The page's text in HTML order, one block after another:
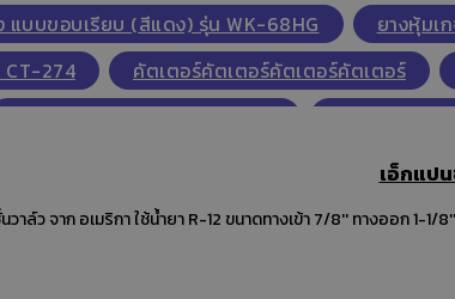
แบบขอบเรียบ (สีแดง) รุ่น WK-68HG
ยางหุ้มเ
274 คัตเตอร์คัตเตอร์คัตเตอร์คัตเตอร์
ใบคัตเตอร์ตัดท่อ รุ่
VACUUM PUMP,Vacuum Pump,จำหน่ายปั๊มแว
PUMP,Vacuum Pump,จำหน่ายปั๊มแว
เอ็กแป